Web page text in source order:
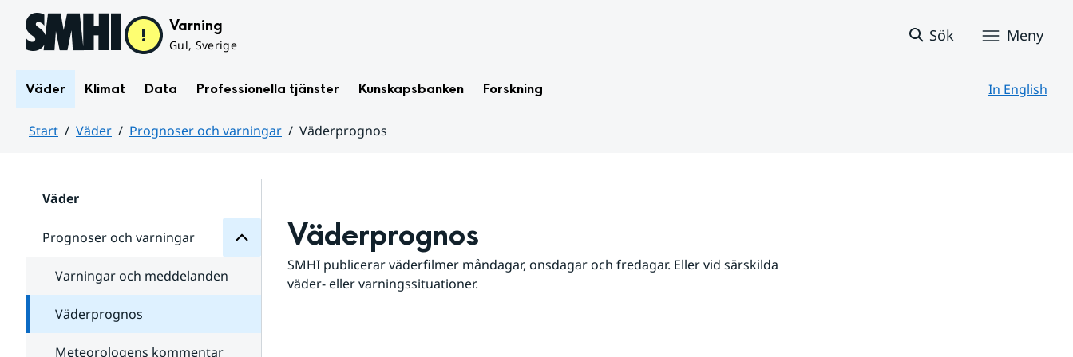
Hoppa till sidans innehåll Varning
Gul, Sverige
Sök Meny
Väder Klimat Data Professionella tjänster Kunskapsbanken Forskning In English
Start Väder Prognoser och varningar
Väderprognos
Väder
Prognoser och varningar
för
varningar
Varningar och meddelanden
Väderprognos
Meteorologens kommentar
Väderprognos
SMHI publicerar väderfilmer måndagar, onsdagar och fredagar. Eller vid särskilda
väder- eller varningssituationer.